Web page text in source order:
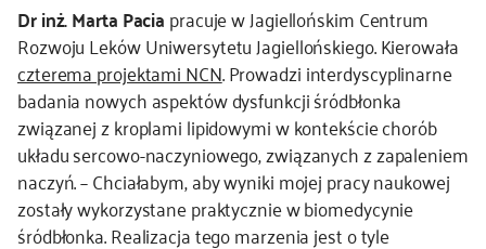
Dr inż. Marta Paciapracuje w Jagiellońskim Centrum
Rozwoju Leków Uniwersytetu Jagiellońskiego. Kierowała
czterema projektami NCN. Prowadzi interdyscyplinarne
badania nowych aspektów dysfunkcji śródbłonka
związanej z kroplami lipidowymi w kontekście chorób
układu sercowo-naczyniowego, związanych z zapaleniem
naczyń. – Chciałabym, aby wyniki mojej pracy naukowej
zostały wykorzystane praktycznie w biomedycynie
śródbłonka. Realizacja tego marzenia jest o tyle